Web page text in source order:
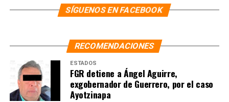
SÍGUENOS EN FACEBOOK
RECOMENDACIONES
ESTADOS
FGR detiene a Ángel Aguirre,
exgobernador de Guerrero, por el caso
Ayotzinapa